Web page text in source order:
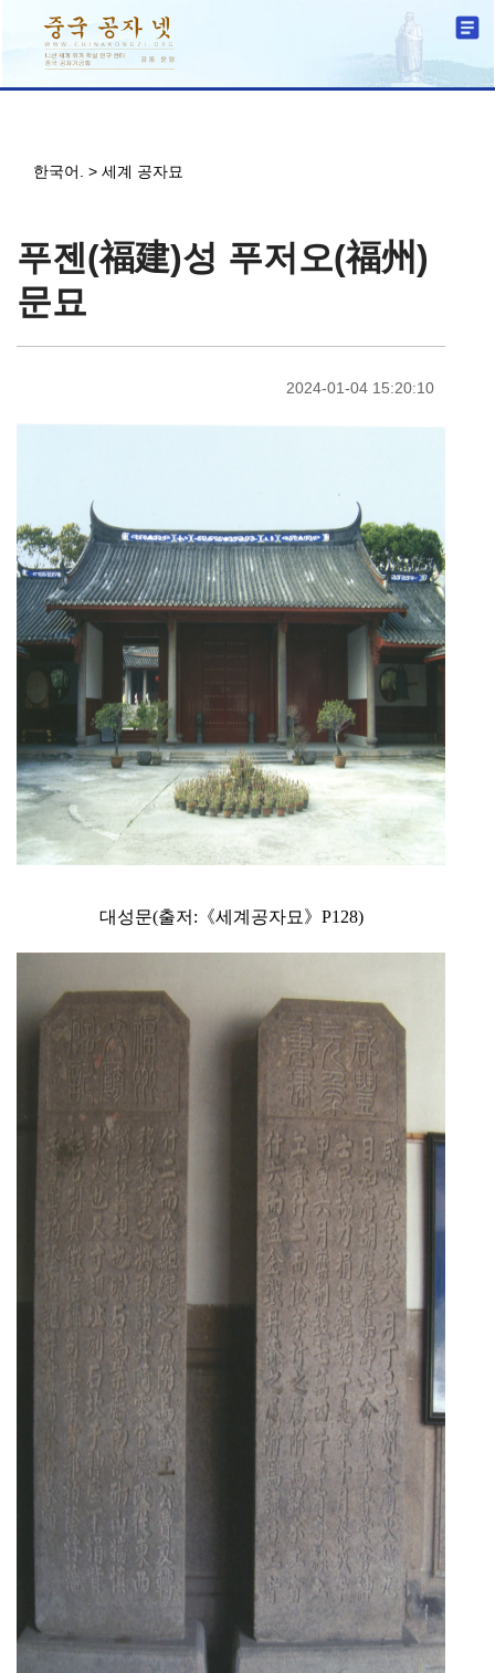
한국어. > 세계 공자묘
푸젠(福建)성 푸저오(福州)
문묘
2024-01-04 15:20:10
대성문(출저:《세계공자묘》P128)